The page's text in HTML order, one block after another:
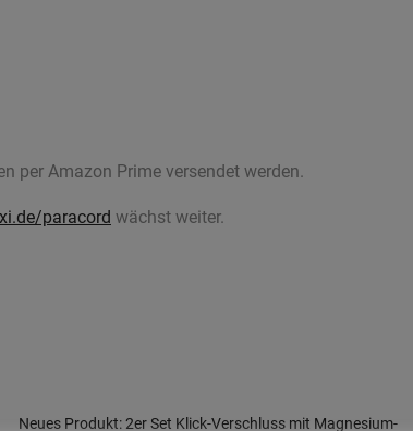
per Amazon Prime versendet werden.
paracord wächst weiter.
Neues Produkt: 2er Set Klick-Verschluss mit Magnesium-